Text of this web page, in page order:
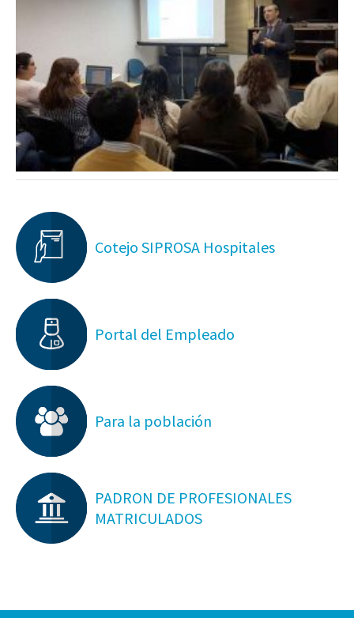
Cotejo SIPROSA Hospitales
Portal del Empleado
Para la población
PADRON DE PROFESIONALES
MATRICULADOS